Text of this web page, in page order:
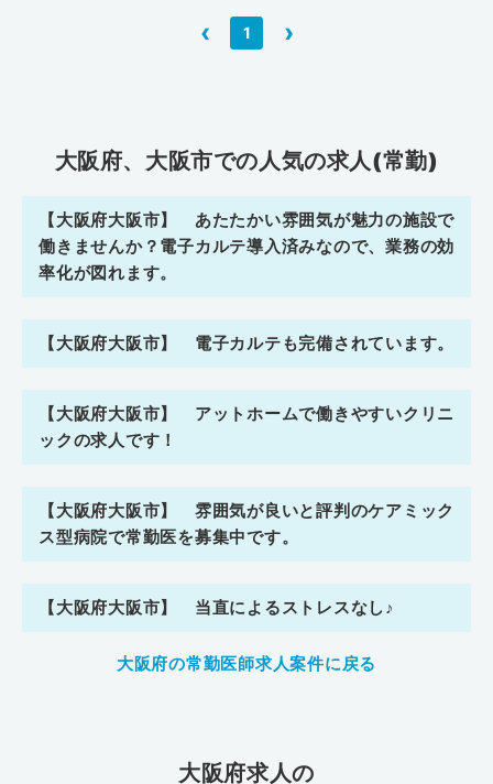
‹ 1 ›
大阪府、大阪市での人気の求人(常勤)
【大阪府大阪市】 あたたかい雰囲気が魅力の施設で
働きませんか？電子カルテ導入済みなので、業務の効
率化が図れます。
【大阪府大阪市】 電子カルテも完備されています。
【大阪府大阪市】 アットホームで働きやすいクリニ
ックの求人です！
【大阪府大阪市】 雰囲気が良いと評判のケアミック
ス型病院で常勤医を募集中です。
【大阪府大阪市】 当直によるストレスなし♪
大阪府の常勤医師求人案件に戻る
大阪府求人の